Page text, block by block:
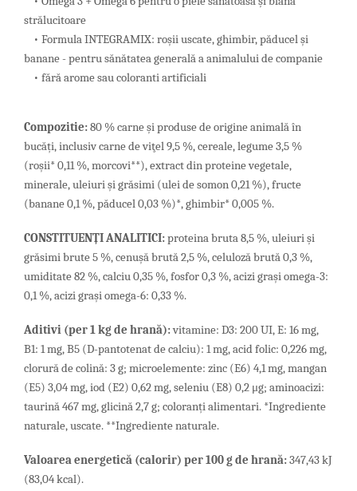
strălucitoare
• Formula INTEGRAMIX: roșii uscate, ghimbir, păducel și
banane - pentru sănătatea generală a animalului de companie
• fără arome sau coloranti artificiali
Compozitie:80 % carne și produse de origine animală în
bucăți, inclusiv carne de viţel 9,5 %, cereale, legume 3,5 %
(roșii* 0,11 %, morcovi**), extract din proteine vegetale,
minerale, uleiuri și grăsimi (ulei de somon 0,21 %), fructe
(banane 0,1 %, păducel 0,03 %)*, ghimbir* 0,005 %.
CONSTITUENȚI ANALITICI:proteina bruta 8,5 %, uleiuri și
grăsimi brute 5 %, cenușă brută 2,5 %, celuloză brută 0,3 %,
umiditate 82 %, calciu 0,35 %, fosfor 0,3 %, acizi grași omega-3:
0,1 %, acizi grași omega-6: 0,33 %.
Aditivi (per 1 kg de hrană):vitamine: D3: 200 UI, E: 16 mg,
B1: 1 mg, B5 (D-pantotenat de calciu): 1 mg, acid folic: 0,226 mg,
clorură de colină: 3 g; microelemente: zinc (E6) 4,1 mg, mangan
(E5) 3,04 mg, iod (E2) 0,62 mg, seleniu (E8) 0,2 μg; aminoacizi:
taurină 467 mg, glicină 2,7 g; coloranți alimentari. *Ingrediente
naturale, uscate. **Ingrediente naturale.
Valoarea energetică (calorir) per 100 g de hrană:347,43 kJ
(83,04 kcal).